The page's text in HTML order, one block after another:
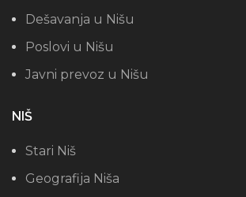
Dešavanja u Nišu
Poslovi u Nišu
Javni prevoz u Nišu
NIŠ
Stari Niš
Geografija Niša